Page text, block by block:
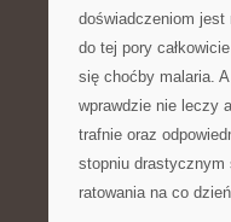
doświadczeniom jest
do tej pory
się choćby malaria.
wprawdzie nie leczy
trafnie oraz
stopniu drastycznym
ratowania na co